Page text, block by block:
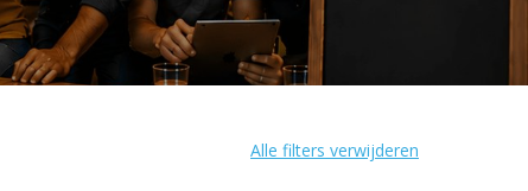
Alle filters verwijderen